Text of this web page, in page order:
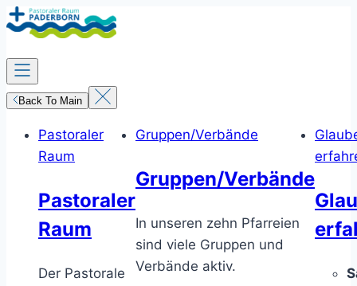
Zum
Inhalt
springen
Back To Main
Pastoraler
Raum
Pastoraler
Raum
Der Pastorale
Gruppen/Verbände
Gruppen/Verbände
In unseren zehn Pfarreien
sind viele Gruppen und
Verbände aktiv.